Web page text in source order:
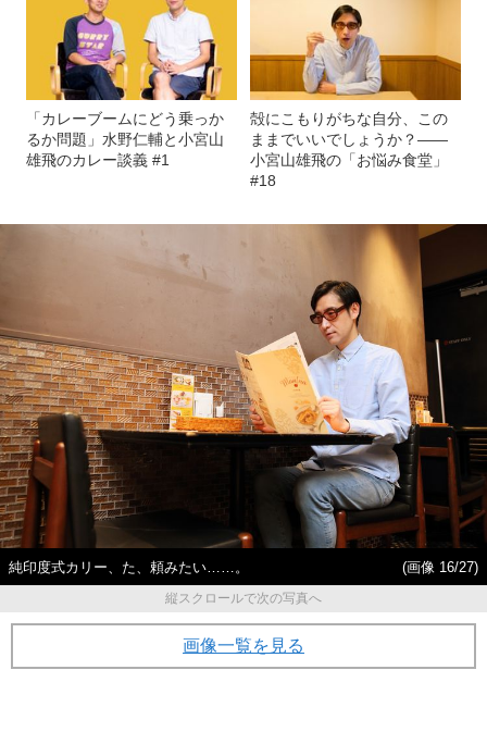
「カレーブームにどう乗っか
るか問題」水野仁輔と小宮山
雄飛のカレー談義 #1
殻にこもりがちな自分、この
ままでいいでしょうか？――
小宮山雄飛の「お悩み食堂」
#18
純印度式カリー、た、頼みたい……。
(画像 16/27)
縦スクロールで次の写真へ
画像一覧を見る